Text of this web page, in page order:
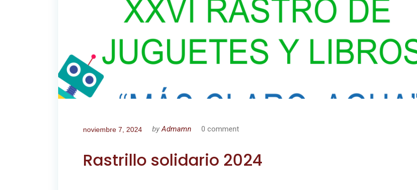
noviembre 7, 2024 by Admamn 0 comment
Rastrillo solidario 2024